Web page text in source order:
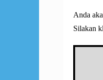
Anda
Silakan